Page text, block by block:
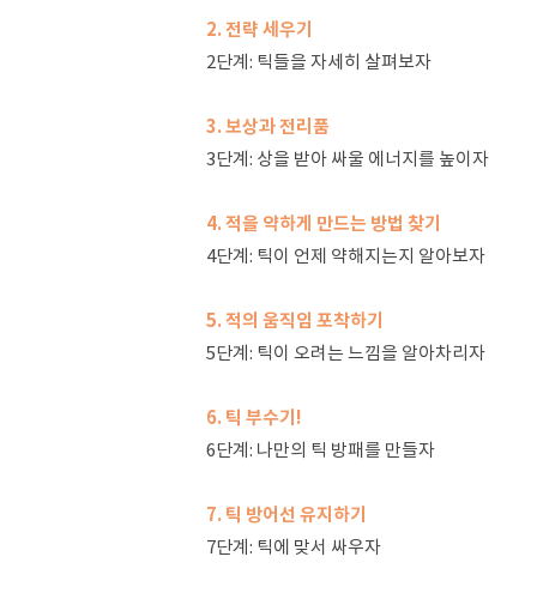
2. 전략 세우기
2단계: 틱들을 자세히 살펴보자
3. 보상과 전리품
3단계: 상을 받아 싸울 에너지를 높이자
4. 적을 약하게 만드는 방법 찾기
4단계: 틱이 언제 약해지는지 알아보자
5. 적의 움직임 포착하기
5단계: 틱이 오려는 느낌을 알아차리자
6. 틱 부수기!
6단계: 나만의 틱 방패를 만들자
7. 틱 방어선 유지하기
7단계: 틱에 맞서 싸우자